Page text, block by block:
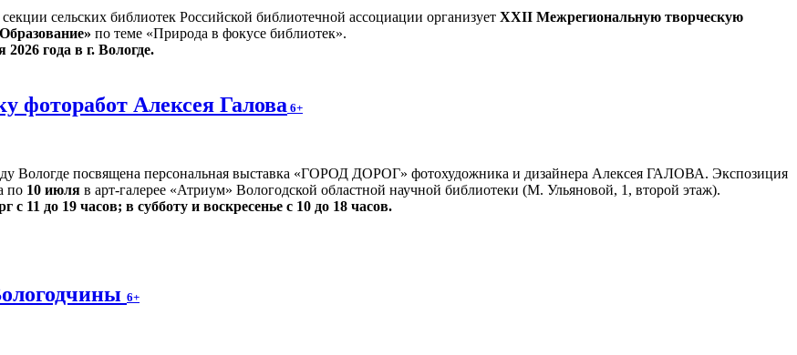
сельских библиотек Российской библиотечной ассоциации организует XXII Межрегиональную творческую
по теме «Природа в фокусе библиотек».
2026 года в г. Вологде.
фоторабот Алексея Галова 6+
Вологде посвящена персональная выставка «ГОРОД ДОРОГ» фотохудожника и дизайнера Алексея ГАЛОВА. Экспозиция
по 10 июля в арт-галерее «Атриум» Вологодской областной научной библиотеки (М. Ульяновой, 1, второй этаж).
с 11 до 19 часов; в субботу и воскресенье с 10 до 18 часов.
6+